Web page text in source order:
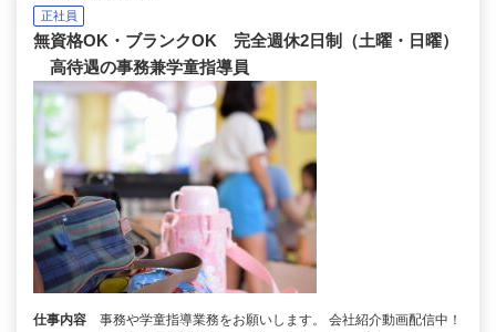
正社員
無資格OK・ブランクOK 完全週休2日制（土曜・日曜）
高待遇の事務兼学童指導員
仕事内容
事務や学童指導業務をお願いします。 会社紹介動画配信中！